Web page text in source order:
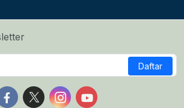
Daftar
Follow us on Facebook
Follow us on X
Follow us on Instagram
Follow us on